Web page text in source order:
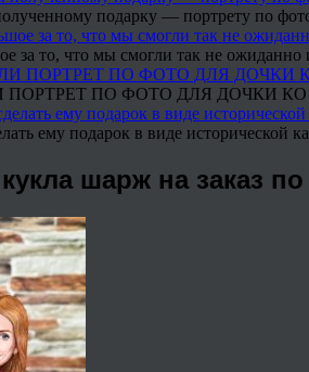
подарку — портрету по
за то, что мы смогли так не
ПОРТРЕТ ПО ФОТО ДЛЯ ДОЧКИ
ему подарок в виде исторической
шарж на заказ